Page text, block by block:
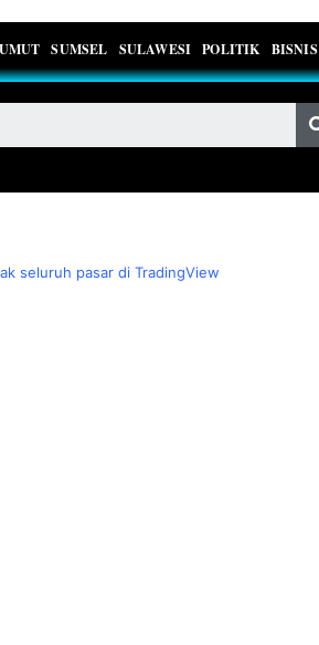
SUMSEL SULAWESI POLITIK BISNIS
seluruh pasar di TradingView